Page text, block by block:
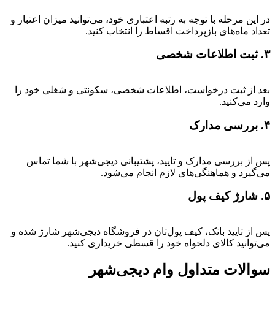
در این مرحله با توجه به رتبه اعتباری خود، می‌توانید میزان اعتبار و
تعداد ماه‌های بازپرداخت اقساط را انتخاب کنید.
۳. ثبت اطلاعات شخصی
بعد از ثبت درخواست، اطلاعات شخصی، سکونتی و شغلی خود را
وارد می‌کنید.
۴. بررسی مدارک
پس از بررسی مدارک و تایید، پشتیبانی دیجی‌شهر با شما تماس
می‌گیرد و هماهنگی‌های لازم انجام می‌شود.
۵. شارژ کیف پول
پس از تایید بانک، کیف پول‌تان در فروشگاه دیجی‌شهر شارژ شده و
می‌توانید کالای دلخواه خود را قسطی خریداری کنید.
سوالات متداول وام دیجی‌شهر